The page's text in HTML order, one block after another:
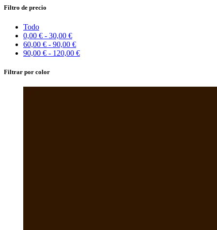
Filtro de precio
Todo
0,00 € - 30,00 €
60,00 € - 90,00 €
90,00 € - 120,00 €
Filtrar por color